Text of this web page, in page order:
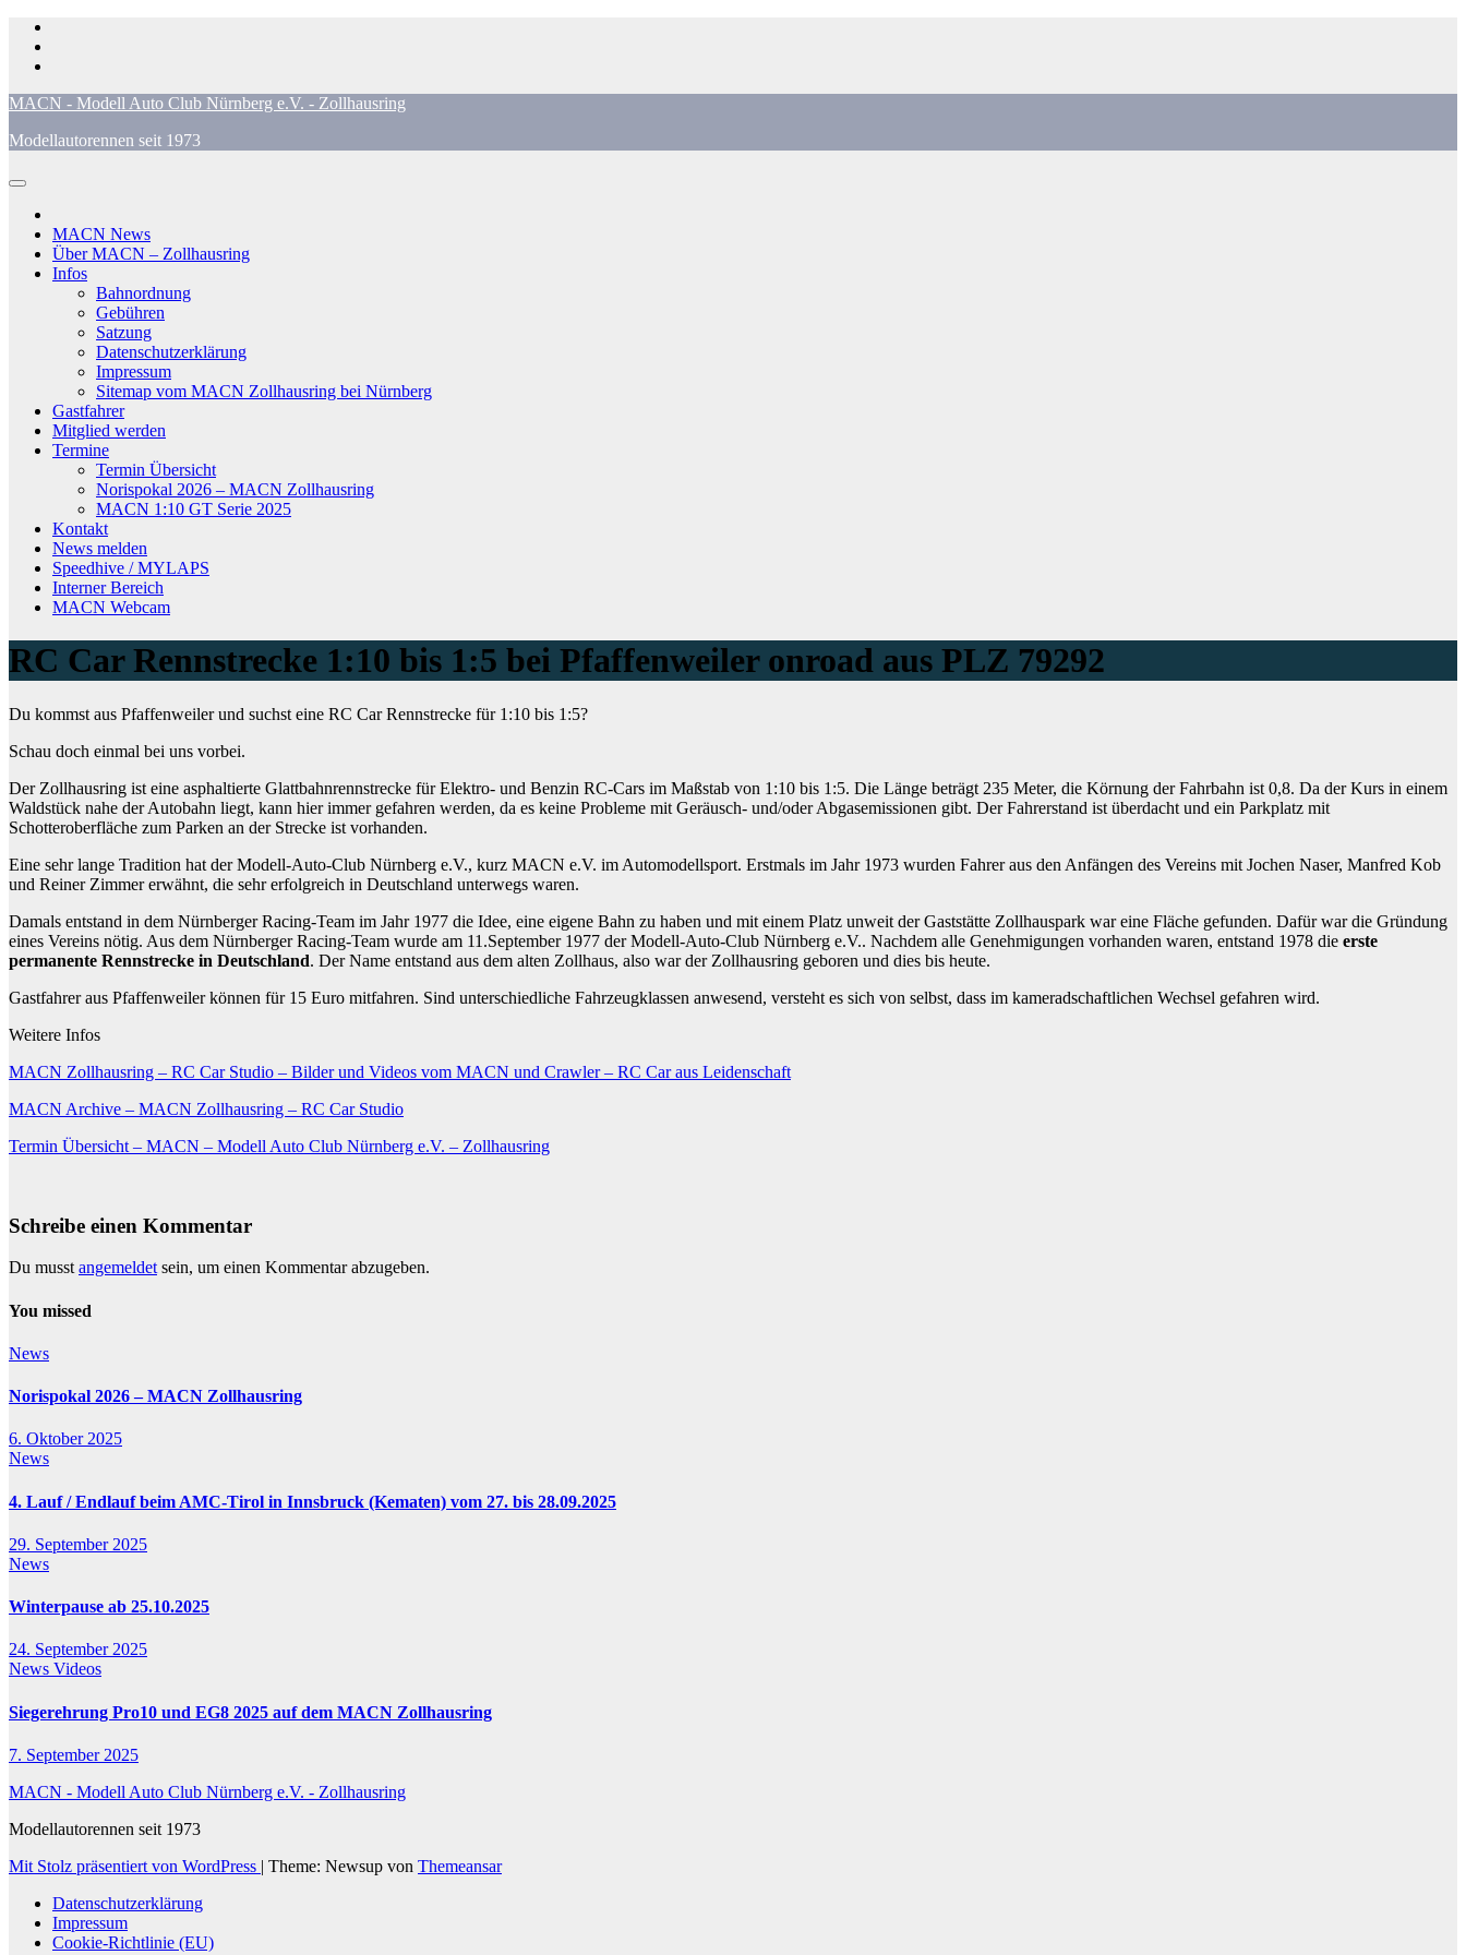
Zum
Inhalt
springen
MACN - Modell Auto Club Nürnberg e.V. - Zollhausring
Modellautorennen seit 1973
MACN News
Über MACN – Zollhausring
Infos
Bahnordnung
Gebühren
Satzung
Datenschutzerklärung
Impressum
Sitemap vom MACN Zollhausring bei Nürnberg
Gastfahrer
Mitglied werden
Termine
Termin Übersicht
Norispokal 2026 – MACN Zollhausring
MACN 1:10 GT Serie 2025
Kontakt
News melden
Speedhive / MYLAPS
Interner Bereich
MACN Webcam
RC Car Rennstrecke 1:10 bis 1:5 bei Pfaffenweiler onroad aus PLZ 79292
Du kommst aus Pfaffenweiler und suchst eine RC Car Rennstrecke für 1:10 bis 1:5?
Schau doch einmal bei uns vorbei.
Der Zollhausring ist eine asphaltierte Glattbahnrennstrecke für Elektro- und Benzin RC-Cars im Maßstab von 1:10 bis 1:5. Die Länge beträgt 235 Meter, die Körnung der Fahrbahn ist 0,8. Da der Kurs in einem
Waldstück nahe der Autobahn liegt, kann hier immer gefahren werden, da es keine Probleme mit Geräusch- und/oder Abgasemissionen gibt. Der Fahrerstand ist überdacht und ein Parkplatz mit
Schotteroberfläche zum Parken an der Strecke ist vorhanden.
Eine sehr lange Tradition hat der Modell-Auto-Club Nürnberg e.V., kurz MACN e.V. im Automodellsport. Erstmals im Jahr 1973 wurden Fahrer aus den Anfängen des Vereins mit Jochen Naser, Manfred Kob
und Reiner Zimmer erwähnt, die sehr erfolgreich in Deutschland unterwegs waren.
Damals entstand in dem Nürnberger Racing-Team im Jahr 1977 die Idee, eine eigene Bahn zu haben und mit einem Platz unweit der Gaststätte Zollhauspark war eine Fläche gefunden. Dafür war die Gründung
eines Vereins nötig. Aus dem Nürnberger Racing-Team wurde am 11.September 1977 der Modell-Auto-Club Nürnberg e.V.. Nachdem alle Genehmigungen vorhanden waren, entstand 1978 die erste
permanente Rennstrecke in Deutschland. Der Name entstand aus dem alten Zollhaus, also war der Zollhausring geboren und dies bis heute.
Gastfahrer aus Pfaffenweiler können für 15 Euro mitfahren. Sind unterschiedliche Fahrzeugklassen anwesend, versteht es sich von selbst, dass im kameradschaftlichen Wechsel gefahren wird.
Weitere Infos
MACN Zollhausring – RC Car Studio – Bilder und Videos vom MACN und Crawler – RC Car aus Leidenschaft
MACN Archive – MACN Zollhausring – RC Car Studio
Termin Übersicht – MACN – Modell Auto Club Nürnberg e.V. – Zollhausring
Schreibe einen Kommentar
Du musst angemeldet sein, um einen Kommentar abzugeben.
You missed
News
Norispokal 2026 – MACN Zollhausring
6. Oktober 2025
News
4. Lauf / Endlauf beim AMC-Tirol in Innsbruck (Kematen) vom 27. bis 28.09.2025
29. September 2025
News
Winterpause ab 25.10.2025
24. September 2025
News Videos
Siegerehrung Pro10 und EG8 2025 auf dem MACN Zollhausring
7. September 2025
MACN - Modell Auto Club Nürnberg e.V. - Zollhausring
Modellautorennen seit 1973
Mit Stolz präsentiert von WordPress | Theme: Newsup von Themeansar
Datenschutzerklärung
Impressum
Cookie-Richtlinie (EU)